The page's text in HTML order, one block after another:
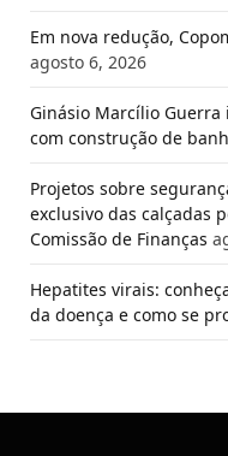
Em nova redução,
agosto 6, 2026
Ginásio Marcílio
com construção de
Projetos sobre
exclusivo das calçadas
Comissão de Finanças
Hepatites virais:
da doença e como se